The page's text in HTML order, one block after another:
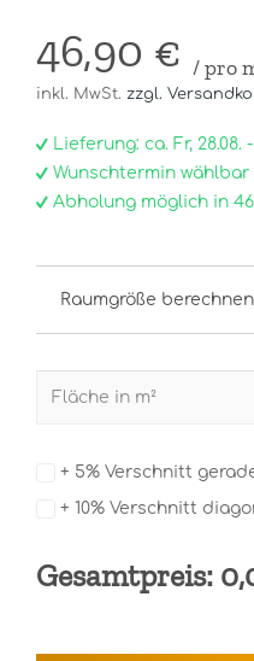
46,90 € / pro
inkl. MwSt. zzgl.
Lieferung: ca. Fr, 28.08. -
Wunschtermin wählbar
Abholung möglich in
Raumgröße berechnen
+ 5% Verschnitt
+ 10% Verschnitt
Gesamtpreis: